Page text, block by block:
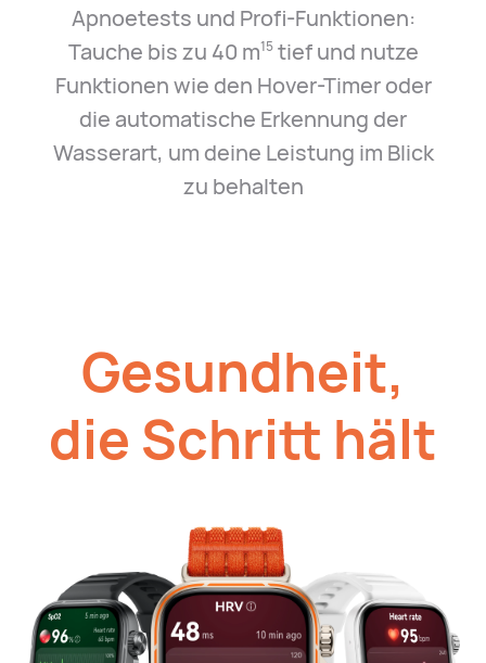
Apnoetests und Profi-Funktionen:
Tauche bis zu 40 m⁠15tief und nutze
Funktionen wie den Hover-Timer oder
die automatische Erkennung der
Wasserart, um deine Leistung im Blick
zu behalten
Gesundheit,
die Schritt hält